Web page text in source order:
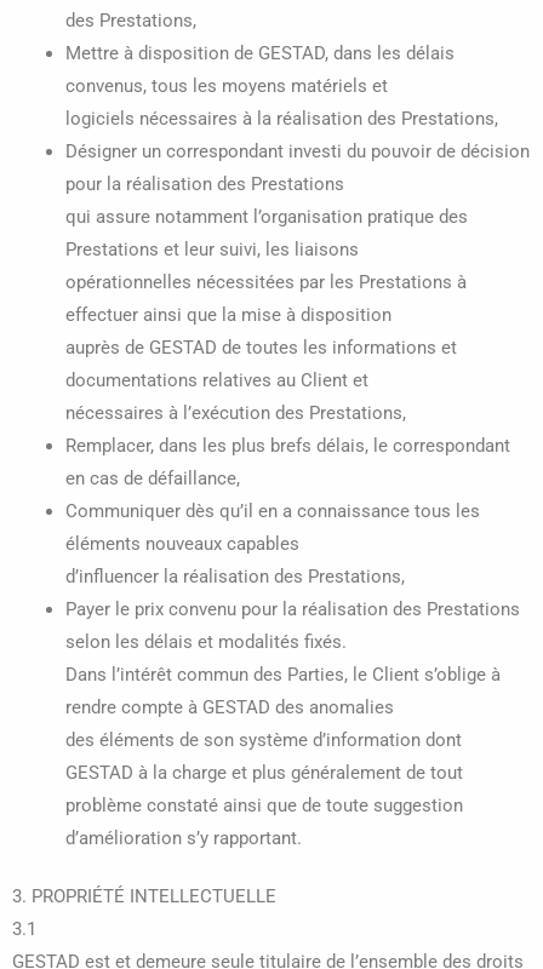
des Prestations,
Mettre à disposition de GESTAD, dans les délais
convenus, tous les moyens matériels et
logiciels nécessaires à la réalisation des Prestations,
Désigner un correspondant investi du pouvoir de décision
pour la réalisation des Prestations
qui assure notamment l’organisation pratique des
Prestations et leur suivi, les liaisons
opérationnelles nécessitées par les Prestations à
effectuer ainsi que la mise à disposition
auprès de GESTAD de toutes les informations et
documentations relatives au Client et
nécessaires à l’exécution des Prestations,
Remplacer, dans les plus brefs délais, le correspondant
en cas de défaillance,
Communiquer dès qu’il en a connaissance tous les
éléments nouveaux capables
d’influencer la réalisation des Prestations,
Payer le prix convenu pour la réalisation des Prestations
selon les délais et modalités fixés.
Dans l’intérêt commun des Parties, le Client s’oblige à
rendre compte à GESTAD des anomalies
des éléments de son système d’information dont
GESTAD à la charge et plus généralement de tout
problème constaté ainsi que de toute suggestion
d’amélioration s’y rapportant.
3. PROPRIÉTÉ INTELLECTUELLE
3.1
GESTAD est et demeure seule titulaire de l’ensemble des droits